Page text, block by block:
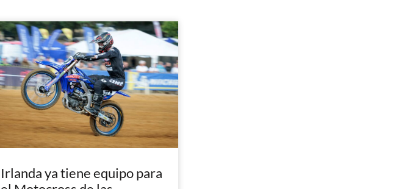
Irlanda ya tiene equipo para